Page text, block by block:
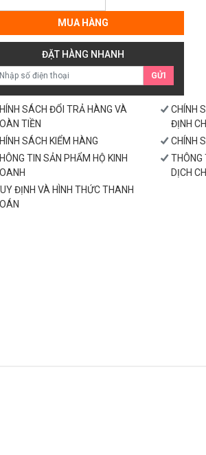
MUA HÀNG
ĐẶT HÀNG NHANH
GỬI
SÁCH ĐỔI TRẢ HÀNG VÀ
TIỀN
CHÍNH
ĐỊNH
SÁCH KIỂM HÀNG
CHÍNH
TIN SẢN PHẨM HỘ KINH
THÔNG
DỊCH
ĐỊNH VÀ HÌNH THỨC THANH